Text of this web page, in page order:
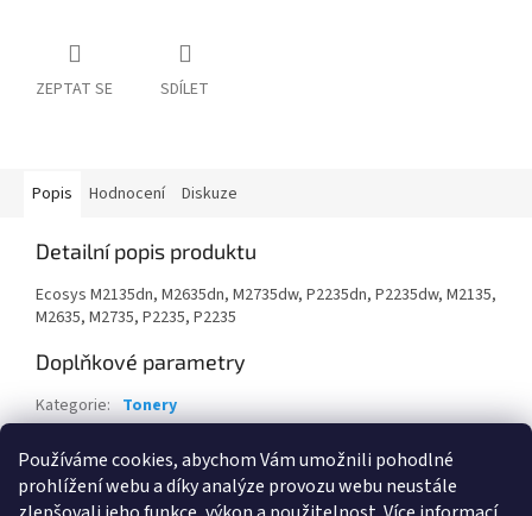
Používáme cookies, abychom Vám umožnili pohodlné
prohlížení webu a díky analýze provozu webu neustále
ZEPTAT SE SDÍLET
Popis Hodnocení Diskuze
Detailní popis produktu
Ecosys M2135dn, M2635dn, M2735dw, P2235dn, P2235dw, M2135,
M2635, M2735, P2235, P2235
Doplňkové parametry
Kategorie: Tonery
EAN: 632983040478